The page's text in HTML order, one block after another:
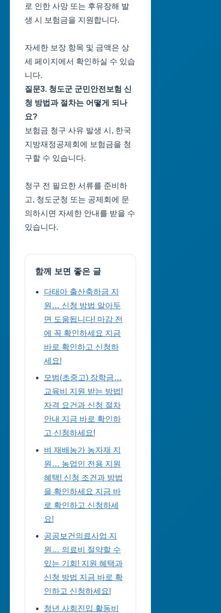
로 인한 사망 또는 후유장해 발
생 시 보험금을 지원합니다.
자세한 보장 항목 및 금액은 상
세 페이지에서 확인하실 수 있습
니다.
질문3. 청도군 군민안전보험 신
청 방법과 절차는 어떻게 되나
요?
보험금 청구 사유 발생 시, 한국
지방재정공제회에 보험금을 청
구할 수 있습니다.
청구 전 필요한 서류를 준비하
고, 청도군청 또는 공제회에 문
의하시면 자세한 안내를 받을 수
있습니다.
함께 보면 좋은 글
다태아 출산축하금 지
원… 신청 방법 알아두
면 도움됩니다! 마감 전
에 꼭 확인하세요 지금
바로 확인하고 신청하
세요!
모범(초중고) 장학금…
교육비 지원 받는 방법!
자격 요건과 신청 절차
안내 지금 바로 확인하
고 신청하세요!
벼 재배농가 농자재 지
원… 농업인 전용 지원
혜택! 신청 조건과 방법
을 확인하세요 지금 바
로 확인하고 신청하세
요!
공공보건의료사업 지
원… 의료비 절약할 수
있는 기회! 지원 혜택과
신청 방법 지금 바로 확
인하고 신청하세요!
청년 사회진입 활동비